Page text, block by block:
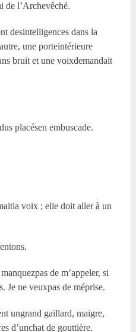
de l’Archevêché.
desintelligences dans la
une porteintérieure
bruit et une voixdemandait
placésen embuscade.
voix ; elle doit aller à un
de m’appeler, si
Je ne veuxpas de méprise.
ungrand gaillard, maigre,
d’unchat de gouttière.